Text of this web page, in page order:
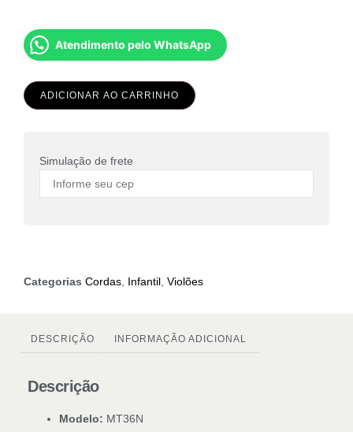
Atendimento pelo WhatsApp
ADICIONAR AO CARRINHO
Simulação de frete
Categorias Cordas Infantil Violões
DESCRIÇÃO INFORMAÇÃO ADICIONAL
Descrição
Modelo: MT36N